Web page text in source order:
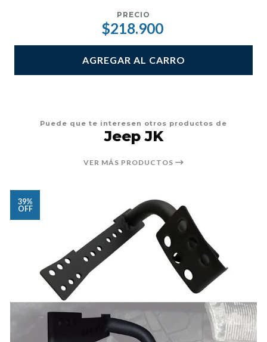
PRECIO
$218.900
AGREGAR AL CARRO
Puede que te interesen otros productos de
Jeep JK
VER MÁS PRODUCTOS
39%
OFF